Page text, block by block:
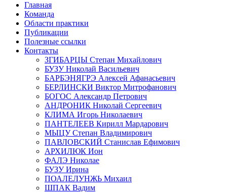
Главная
Команда
Области практики
Публикации
Полезные ссылки
Контакты
ЗГИБАРЦЫ Степан Михайлович
БУЗУ Николай Васильевич
БАРБЭНЯГРЭ Алексей Афанасьевич
БЕРЛИНСКИ Виктор Митрофанович
БОГОС Александр Петрович
АНДРОНИК Николай Сергеевич
КЛИМА Игорь Николаевич
ПАНТЕЛЕЕВ Кирилл Мардарович
МЫЦУ Степан Владимирович
ПАВЛОВСКИЙ Станислав Ефимович
АРХИЛЮК Ион
ФАЛЭ Николае
БУЗУ Ирина
ПОАЛЕЛУНЖЬ Михаил
ШПАК Вадим